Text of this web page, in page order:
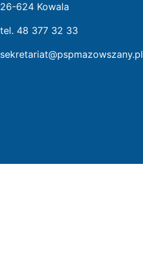
26-624 Kowala
tel. 48 377 32 33
sekretariat@pspmazowszany.pl